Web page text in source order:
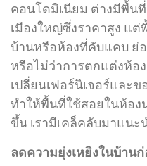
คอนโดมิเนียม ต่างมีพื้น
เมืองใหญ่ซึ่งราคาสูง แ
บ้านหรือห้องที่คับแคบ ย่
หรือไม่ว่าการตกแต่งห้อ
เปลี่ยนเฟอร์นิเจอร์และ
ทำให้พื้นที่ใช้สอยในห้อง
ขึ้น เรามีเคล็คลับมาแนะ
ลดความยุ่งเหยิงในบ้าน